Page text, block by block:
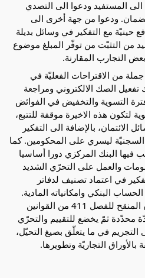
الى المستفيد ودعوا الى التصدي
ودعوا من جهة أخرى الى
حينيّة مع التفكير في وسائل بديلة
من التثبّت من توفّر المبلغ موضوع
التجارب المقارنة.
من الاقتراحات الفعليّة في
تفعيل الصك الالكتروني ومراجعة
التسوية والتخفيض في الفوائض
لتكون هذه الاخيرة موقفة للتتبع،
الائتمان، بالإضافة الى التفكير
السجنيّة ليسري على المحكومين. كما
فيها البنك المركزي دورا أساسيا
والعمل على التحرّي الشديد
في اعتماد تصنيف لدفاتر
البنكي وامكانياته المادية.
هذا وتمّ اقتراح أن يكون القانون المنقح للفصل 411 من القوانين
محدّدة ثمّ يخضع للتقييم والتحرّي
في ما يتعلّق بصيغ التحيّل،
التجاريّة وتطويرها.